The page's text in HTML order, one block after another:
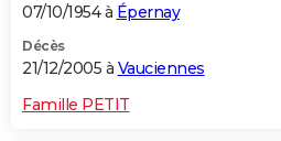
07/10/1954 à Épernay
Décès
21/12/2005 à Vauciennes
Famille PETIT